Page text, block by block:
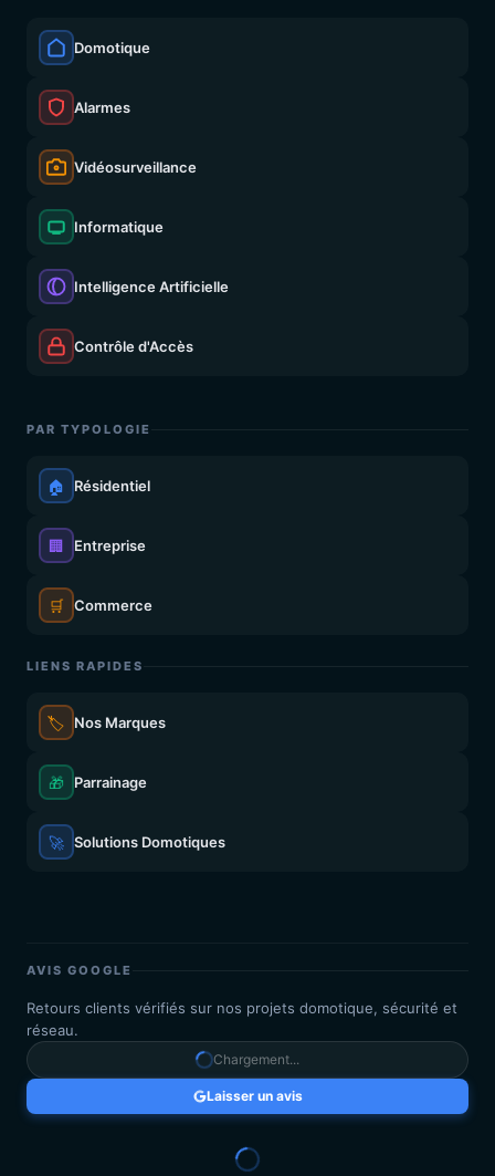
Domotique
Alarmes
Vidéosurveillance
Informatique
Intelligence Artificielle
Contrôle d'Accès
PAR TYPOLOGIE
🏠 Résidentiel
🏢 Entreprise
🛒 Commerce
LIENS RAPIDES
🏷️ Nos Marques
🎁 Parrainage
🚀 Solutions Domotiques
AVIS GOOGLE
Retours clients vérifiés sur nos projets domotique, sécurité et
réseau.
Chargement...
Laisser un avis